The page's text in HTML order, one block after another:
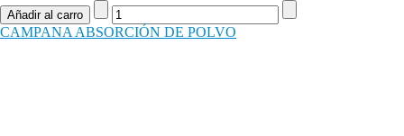
CAMPANA ABSORCIÓN DE POLVO